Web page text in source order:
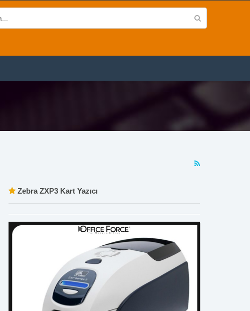
Zebra ZXP3 Kart Yazıcı